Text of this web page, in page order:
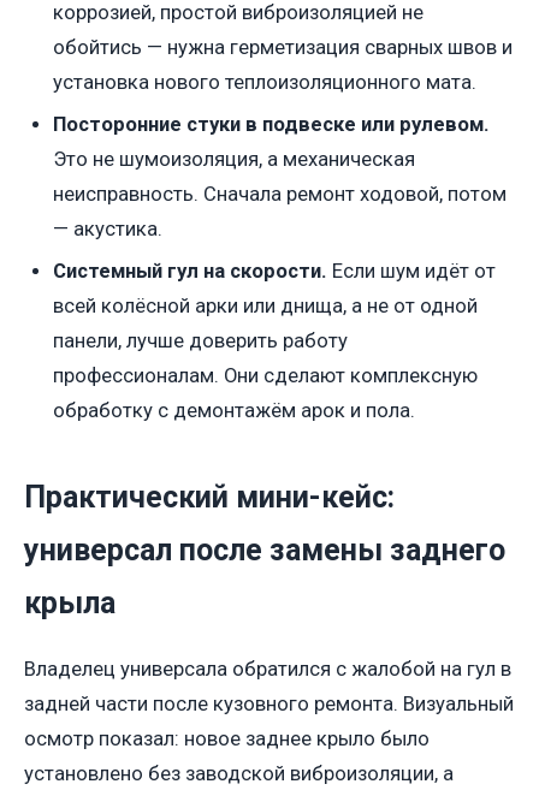
коррозией, простой виброизоляцией не
обойтись — нужна герметизация сварных швов и
установка нового теплоизоляционного мата.
Посторонние стуки в подвеске или рулевом.
Это не шумоизоляция, а механическая
неисправность. Сначала ремонт ходовой, потом
— акустика.
Системный гул на скорости. Если шум идёт от
всей колёсной арки или днища, а не от одной
панели, лучше доверить работу
профессионалам. Они сделают комплексную
обработку с демонтажём арок и пола.
Практический мини-кейс:
универсал после замены заднего
крыла
Владелец универсала обратился с жалобой на гул в
задней части после кузовного ремонта. Визуальный
осмотр показал: новое заднее крыло было
установлено без заводской виброизоляции, а